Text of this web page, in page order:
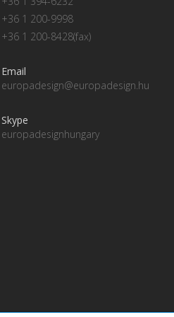
+36 1 200-9998
+36 1 200-8428(fax)
Email
europadesign@europadesign.hu
Skype
europadesignhungary